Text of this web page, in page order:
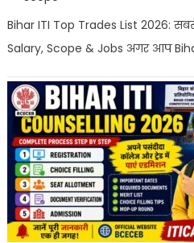
Career
Options
Bihar ITI Top Trades List 2026:
Salary, Scope & Jobs अगर आप